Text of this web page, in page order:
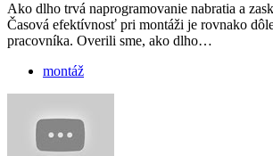
Ako dlho trvá naprogramovanie nabratia a
Časová efektívnosť pri montáži je rovnako
pracovníka. Overili sme, ako dlho…
montáž